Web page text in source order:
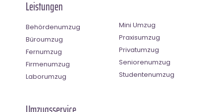
Leistungen
Behördenumzug
Büroumzug
Fernumzug
Firmenumzug
Laborumzug
Mini Umzug
Praxisumzug
Privatumzug
Seniorenumzug
Studentenumzug